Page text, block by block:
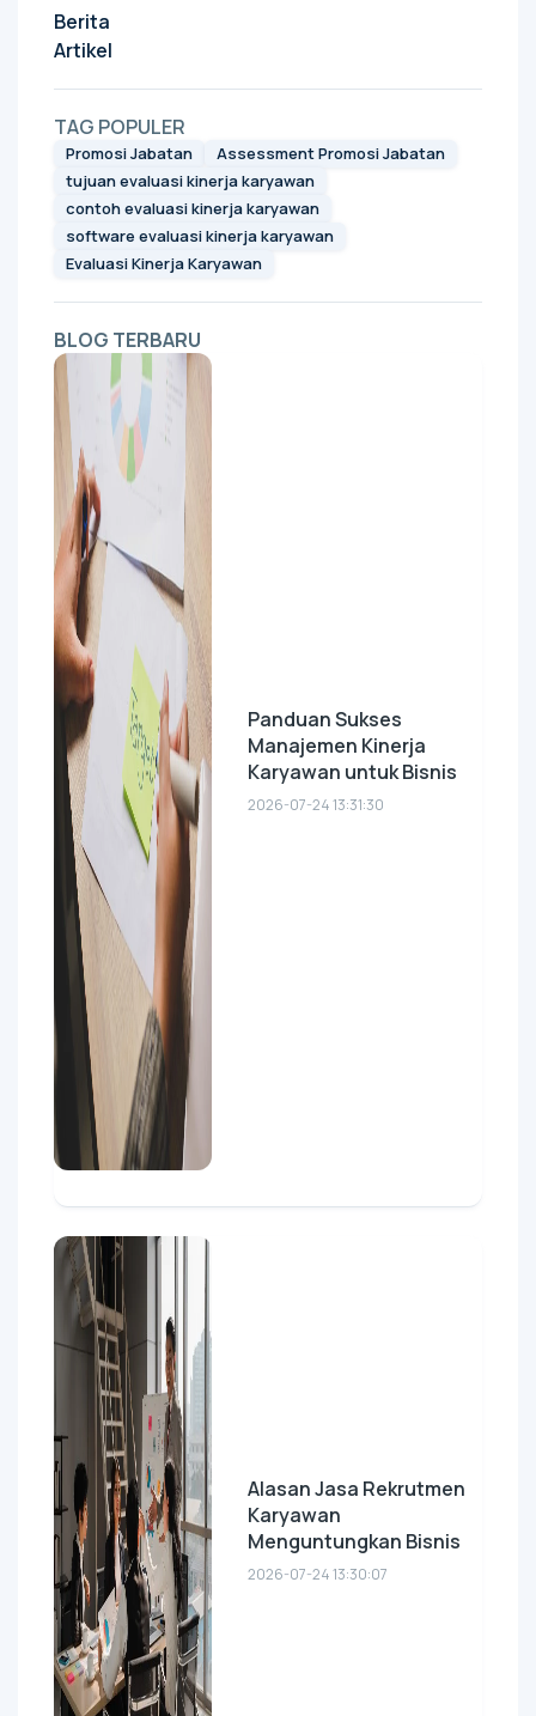
Berita
Artikel
TAG POPULER
Promosi Jabatan
Assessment Promosi Jabatan
tujuan evaluasi kinerja karyawan
contoh evaluasi kinerja karyawan
software evaluasi kinerja karyawan
Evaluasi Kinerja Karyawan
BLOG TERBARU
Panduan Sukses
Manajemen Kinerja
Karyawan untuk Bisnis
2026-07-24 13:31:30
Alasan Jasa Rekrutmen
Karyawan
Menguntungkan Bisnis
2026-07-24 13:30:07